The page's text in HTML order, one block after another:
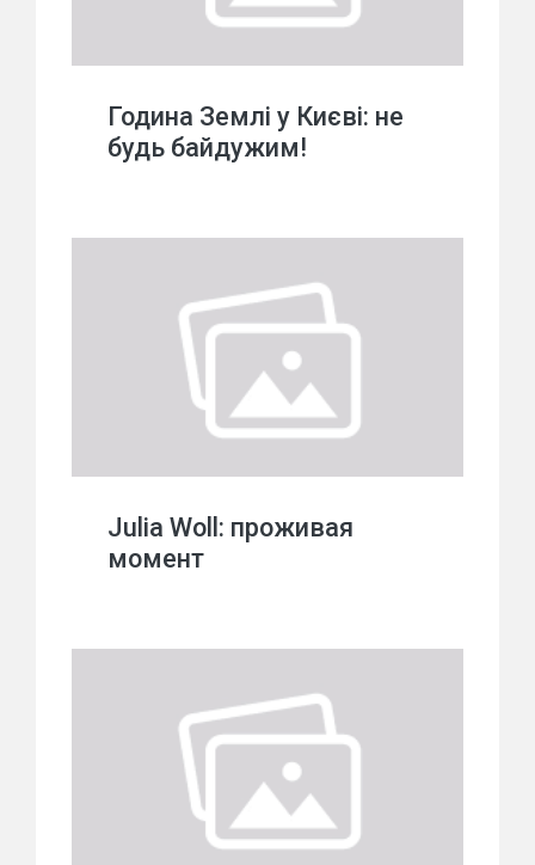
Година Землі у Києві: не
будь байдужим!
Julia Woll: проживая
момент